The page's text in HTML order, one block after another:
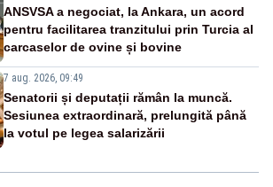
ANSVSA a negociat, la Ankara, un acord
pentru facilitarea tranzitului prin Turcia al
carcaselor de ovine și bovine
7 aug. 2026, 09:49
Senatorii și deputații rămân la muncă.
Sesiunea extraordinară, prelungită până
la votul pe legea salarizării